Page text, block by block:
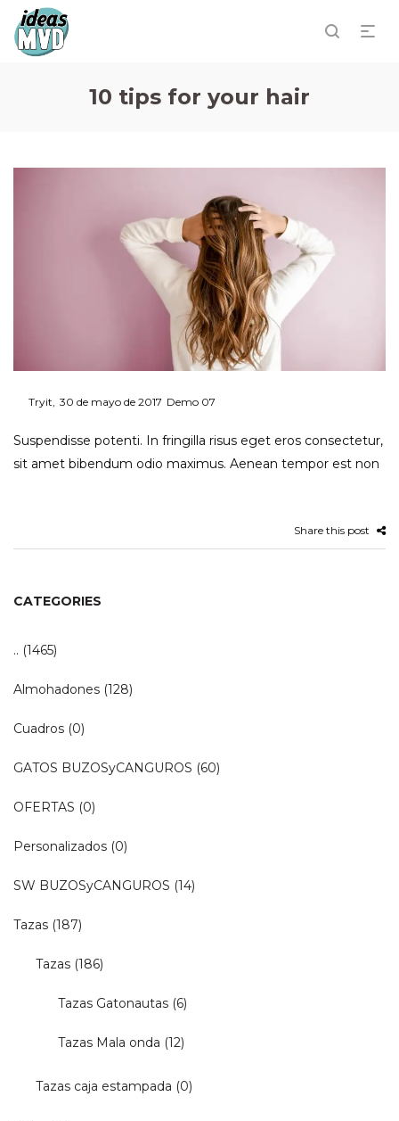
10 tips for your hair
ByTryit Posted
30 de mayo de 2017 Posted
Demo 07
Suspendisse potenti. In fringilla risus eget eros consectetur,
sit amet bibendum odio maximus. Aenean tempor est non
Share this post
CATEGORIES
.. (1465)
Almohadones (128)
Cuadros (0)
GATOS BUZOSyCANGUROS (60)
OFERTAS (0)
Personalizados (0)
SW BUZOSyCANGUROS (14)
Tazas (187)
Tazas (186)
Tazas Gatonautas (6)
Tazas Mala onda (12)
Tazas caja estampada (0)